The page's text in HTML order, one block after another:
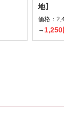
地】
価格：
→ 1,250